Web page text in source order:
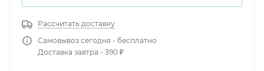
Рассчитать доставку
Самовывоз сегодня - бесплатно
Доставка завтра - 390 ₽